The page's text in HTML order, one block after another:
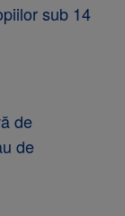
sub 14
de
de